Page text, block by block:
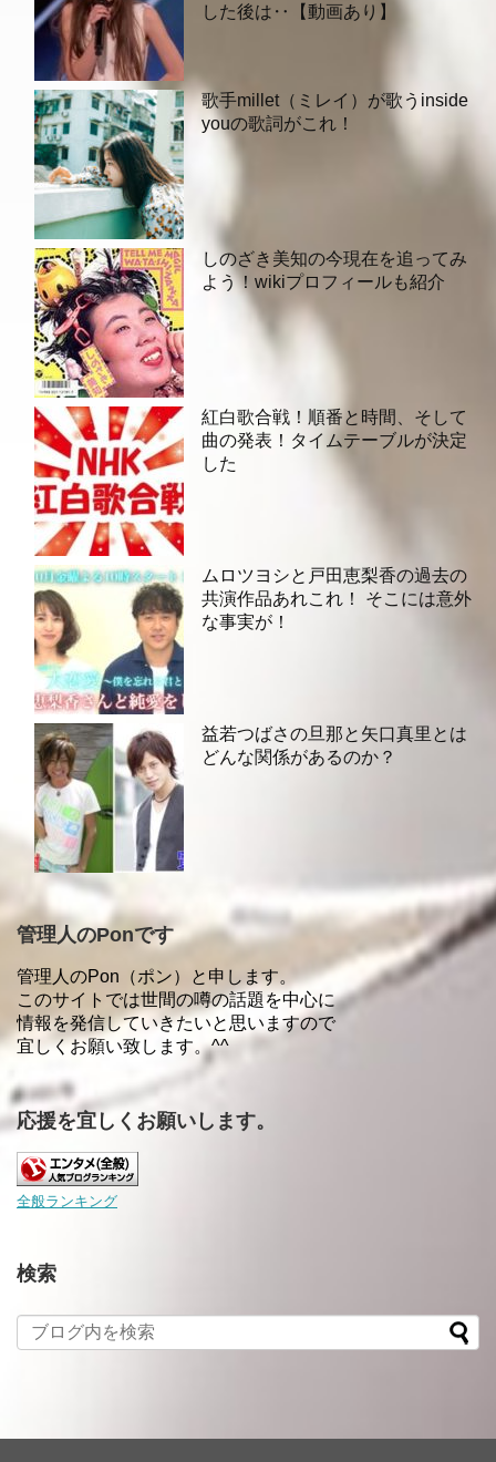
した後は‥【動画あり】
歌手millet（ミレイ）が歌うinside
youの歌詞がこれ！
しのざき美知の今現在を追ってみ
よう！wikiプロフィールも紹介
紅白歌合戦！順番と時間、そして
曲の発表！タイムテーブルが決定
した
ムロツヨシと戸田恵梨香の過去の
共演作品あれこれ！ そこには意外
な事実が！
益若つばさの旦那と矢口真里とは
どんな関係があるのか？
管理人のPonです
管理人のPon（ポン）と申します。
このサイトでは世間の噂の話題を中心に
情報を発信していきたいと思いますので
宜しくお願い致します。^^
応援を宜しくお願いします。
全般ランキング
検索